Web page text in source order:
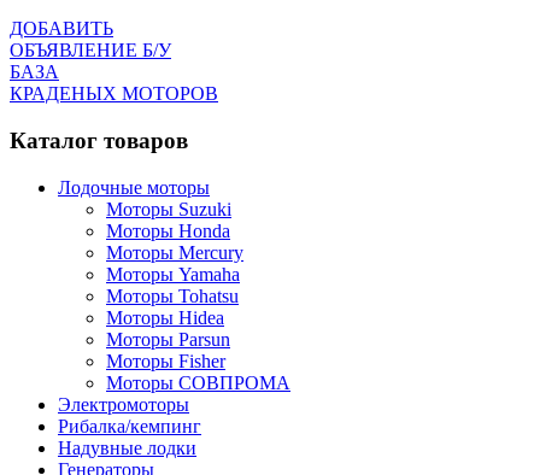
ДОБАВИТЬ
ОБЪЯВЛЕНИЕ Б/У
БАЗА
КРАДЕНЫХ МОТОРОВ
Каталог товаров
Лодочные моторы
Моторы Suzuki
Моторы Honda
Моторы Mercury
Моторы Yamaha
Моторы Tohatsu
Моторы Hidea
Моторы Parsun
Моторы Fisher
Моторы СОВПРОМА
Электромоторы
Рибалка/кемпинг
Надувные лодки
Генераторы